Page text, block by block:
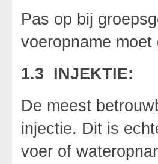
Pas op bij
voeropname
1.3 INJEKTIE:
De meest
injectie. Dit is
voer of